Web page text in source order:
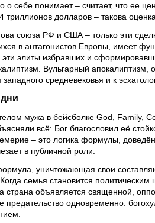
себе понимает – считает, что ее
триллионов долларов – такова
союза РФ и США – только эти
в антагонистов Европы, имеет
эти элиты избравших и
Вульгарный
средневековья и к
мужа в бейсболке God, Family,
всё: Бог благословил её
– это логика формулы,
в публичной роли.
уничтожающая свои
семья становится
страна объявляется священной,
предательство одновременно: